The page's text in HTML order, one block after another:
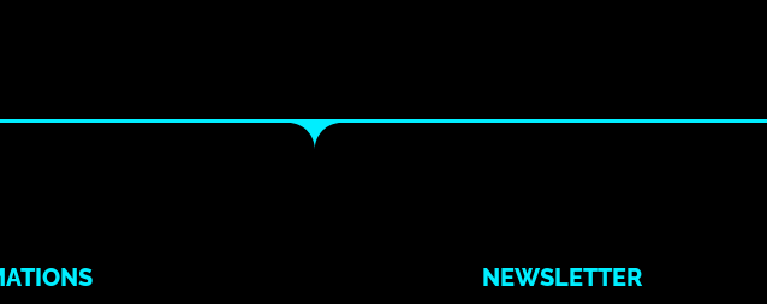
NEWSLETTER